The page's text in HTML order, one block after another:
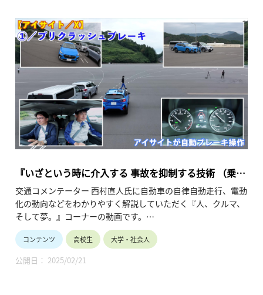
徴などに焦点を当てています。（令和7年2月公開、28分23
秒）
『いざという時に介入する 事故を抑制する技術 （乗る
編 第2回）』
交通コメンテーター 西村直人氏に自動車の自律自動走行、電動
化の動向などをわかりやすく解説していただく『人、クルマ、
そして夢。』コーナーの動画です。
（株）SUBARUが目指す「2030年・死亡交通事故ゼロ」達成に
向けた高度な運転支援技術の“今”と“将来”について深掘するシ
リーズの第5弾（最終回）。
「アイサイト」の機能・特長などを解説している他、同社開発
コンテンツ 高校生 大学・社会人
公開日： 2025/02/21